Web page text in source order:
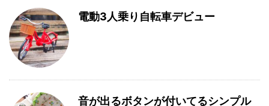
電動3人乗り自転車デビュー
音が出るボタンが付いてるシンプル